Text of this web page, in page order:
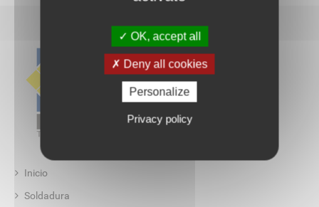
Inicio
Soldadura
OK, accept all
Deny all cookies
Personalize
Privacy policy